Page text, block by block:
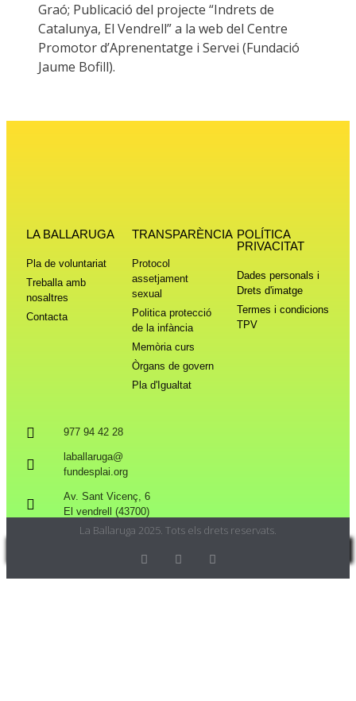
Graó; Publicació del projecte “Indrets de
Catalunya, El Vendrell” a la web del Centre
Promotor d’Aprenentatge i Servei (Fundació
Jaume Bofill).
LA BALLARUGA
Pla de voluntariat
Treballa amb
nosaltres
Contacta
TRANSPARÈNCIA
Protocol
assetjament
sexual
Politica protecció
de la infància
Memòria curs
Òrgans de govern
Pla d'Igualtat
POLÍTICA
PRIVACITAT
Dades personals i
Drets d'imatge
Termes i condicions
TPV
977 94 42 28
laballaruga@
fundesplai.org
Av. Sant Vicenç, 6
El vendrell (43700)
La Ballaruga 2025. Tots els drets reservats.